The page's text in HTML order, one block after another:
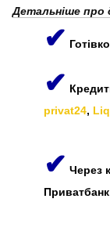
Детальніше про
✔
✔
privat24,
✔ Через